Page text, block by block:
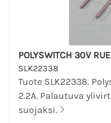
POLYSWITCH 30V
SLK22338
Tuote SLK22338.
2.2A. Palautuva
suojaksi.